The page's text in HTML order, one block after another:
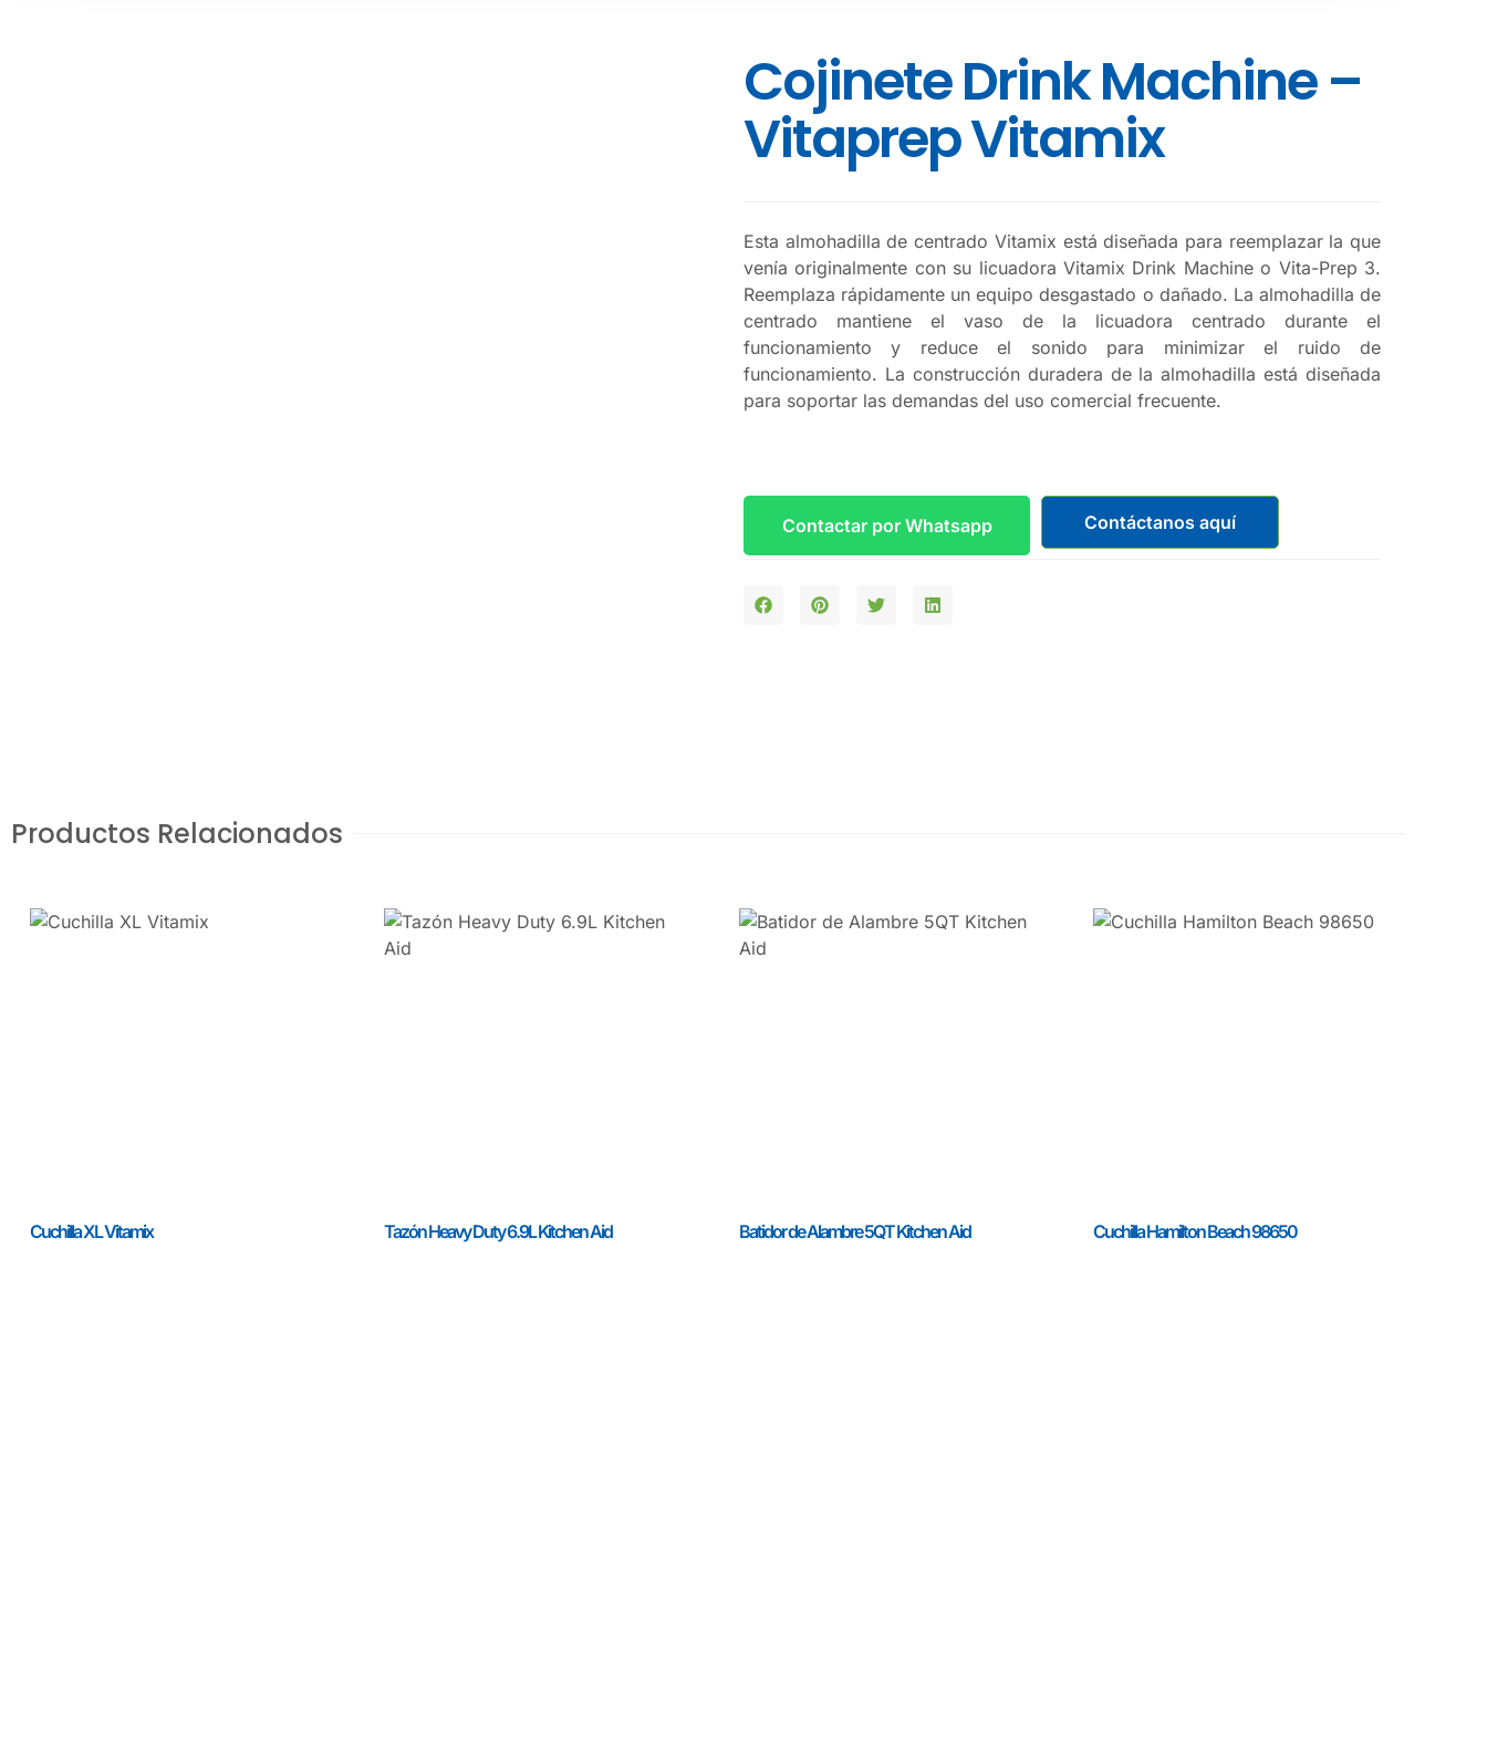
Cojinete Drink Machine –
Vitaprep Vitamix
Esta almohadilla de centrado Vitamix está diseñada para reemplazar la que
venía originalmente con su licuadora Vitamix Drink Machine o Vita-Prep 3.
Reemplaza rápidamente un equipo desgastado o dañado. La almohadilla de
centrado mantiene el vaso de la licuadora centrado durante el
funcionamiento y reduce el sonido para minimizar el ruido de
funcionamiento. La construcción duradera de la almohadilla está diseñada
para soportar las demandas del uso comercial frecuente.
Contactar por Whatsapp Contáctanos aquí
Productos Relacionados
Cuchilla XL Vitamix Tazón Heavy Duty 6.9L Kitchen Aid Batidor de Alambre 5QT Kitchen Aid Cuchilla Hamilton Beach 98650